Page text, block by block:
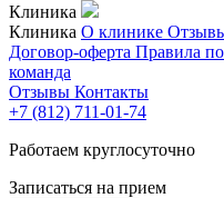
Клиника
Клиника О клинике
Договор-оферта Правила
команда
Отзывы Контакты
+7 (812) 711-01-74
Работаем круглосуточно
Записаться на прием